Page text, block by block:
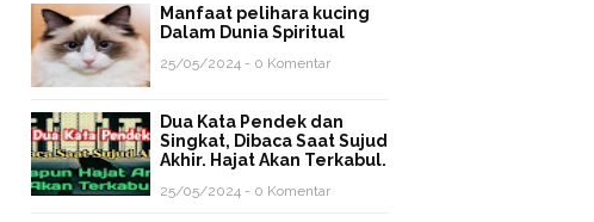
Manfaat pelihara kucing
Dalam Dunia Spiritual
25/05/2024 - 0 Komentar
Dua Kata Pendek dan
Singkat, Dibaca Saat Sujud
Akhir. Hajat Akan Terkabul.
25/05/2024 - 0 Komentar